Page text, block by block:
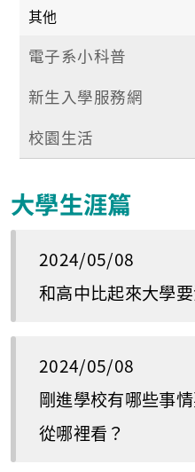
其他
電子系小科普
新生入學服務網
校園生活
大學生涯篇
2024/05/08
和高中比起來大學
2024/05/08
剛進學校有哪些事
從哪裡看？